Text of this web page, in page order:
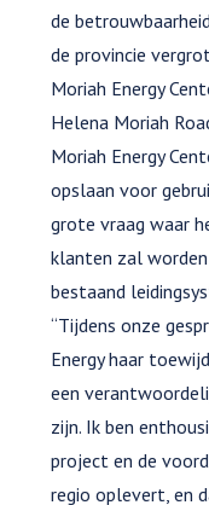
de
de provincie
Moriah Energy
Helena Moriah
Moriah Energy
opslaan voor
grote vraag waar
klanten zal
bestaand
“Tijdens onze
Energy haar
een
zijn. Ik ben
project en de
regio oplevert, en